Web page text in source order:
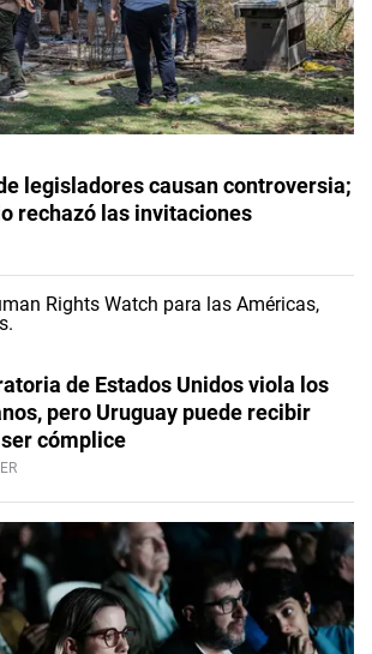
legisladores causan controversia;
rechazó las invitaciones
de Estados Unidos viola los
pero Uruguay puede recibir
cómplice